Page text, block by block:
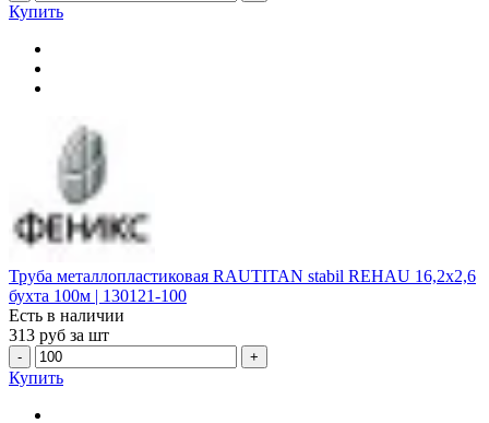
Купить
Труба металлопластиковая RAUTITAN stabil REHAU 16,2х2,6
бухта 100м | 130121-100
Есть в наличии
313 руб за шт
- +
Купить